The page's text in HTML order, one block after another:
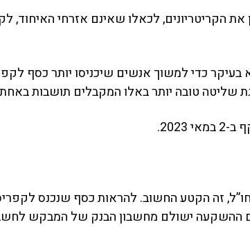
כדי למשוך אנשים שיכניסו יותר כסף
טובה יותר באלו המקבלים תושבות באחת
זה הקטע החשוב. להראות כסף שנכנס
ההשקעה ישולם מחשבון הבנק של המבקש